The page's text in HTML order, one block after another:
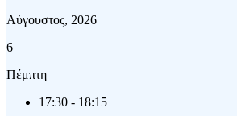
Αύγουστος, 2026
6
Πέμπτη
17:30 - 18:15